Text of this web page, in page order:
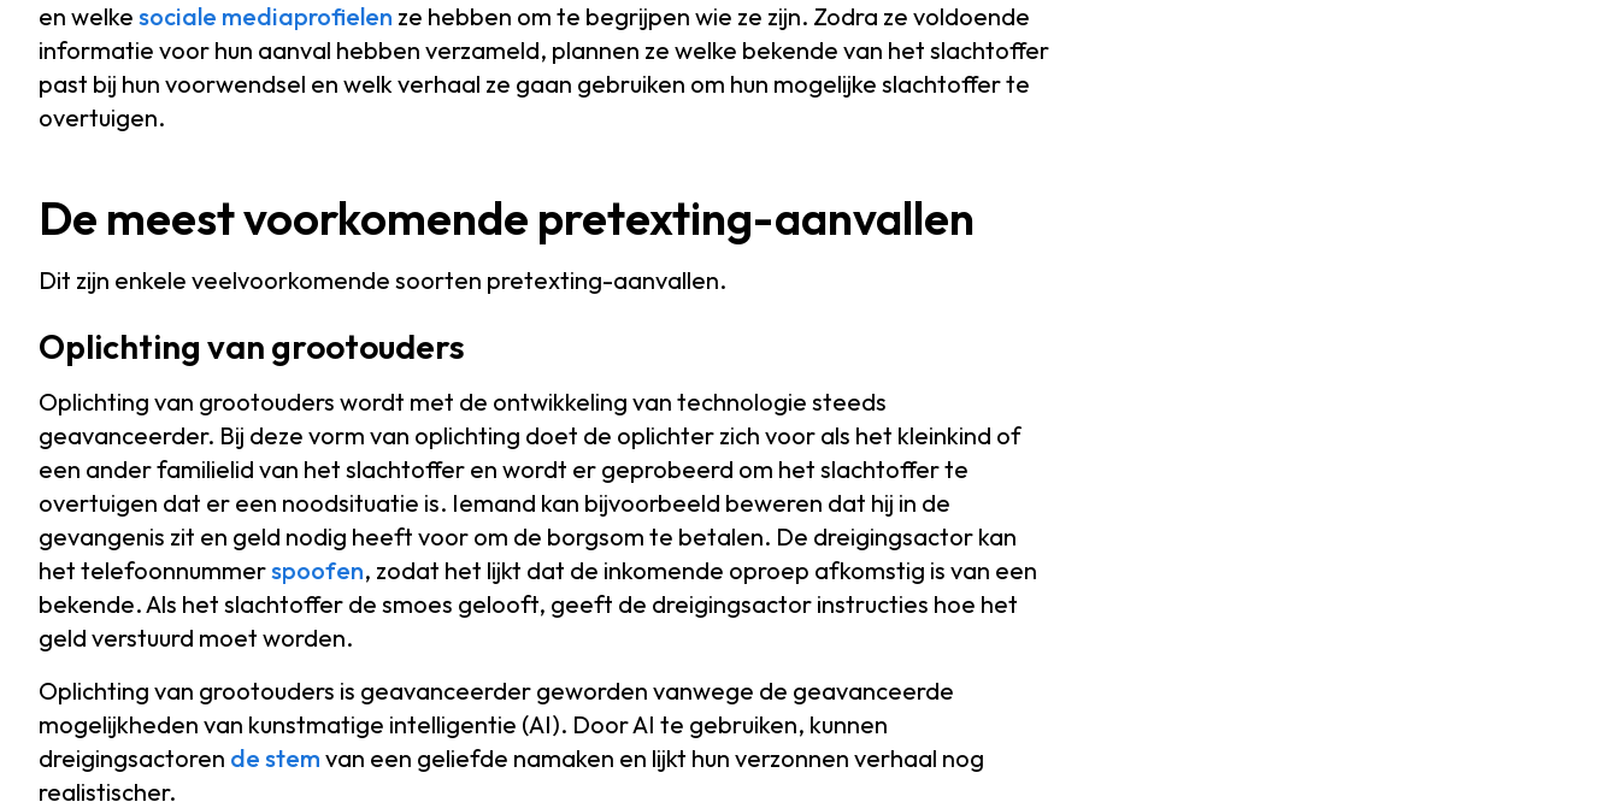
en welke sociale mediaprofielen ze hebben om te begrijpen wie ze zijn. Zodra ze voldoende
informatie voor hun aanval hebben verzameld, plannen ze welke bekende van het slachtoffer
past bij hun voorwendsel en welk verhaal ze gaan gebruiken om hun mogelijke slachtoffer te
overtuigen.
De meest voorkomende pretexting-aanvallen
Dit zijn enkele veelvoorkomende soorten pretexting-aanvallen.
Oplichting van grootouders
Oplichting van grootouders wordt met de ontwikkeling van technologie steeds
geavanceerder. Bij deze vorm van oplichting doet de oplichter zich voor als het kleinkind of
een ander familielid van het slachtoffer en wordt er geprobeerd om het slachtoffer te
overtuigen dat er een noodsituatie is. Iemand kan bijvoorbeeld beweren dat hij in de
gevangenis zit en geld nodig heeft voor om de borgsom te betalen. De dreigingsactor kan
het telefoonnummerspoofen, zodat het lijkt dat de inkomende oproep afkomstig is van een
bekende. Als het slachtoffer de smoes gelooft, geeft de dreigingsactor instructies hoe het
geld verstuurd moet worden.
Oplichting van grootouders is geavanceerder geworden vanwege de geavanceerde
mogelijkheden van kunstmatige intelligentie (AI). Door AI te gebruiken, kunnen
dreigingsactoren de stem van een geliefde namaken en lijkt hun verzonnen verhaal nog
realistischer.